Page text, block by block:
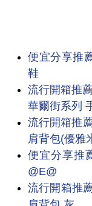
便宜分享推
鞋
流行開箱推
華爾街系列
流行開箱推
肩背包(優雅
便宜分享推
@E@
流行開箱推